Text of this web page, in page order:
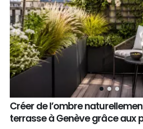
Créer de l’ombre
terrasse à Genève grâce aux